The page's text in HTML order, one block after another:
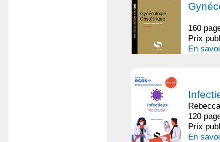
160
Prix
En
120
Prix
En